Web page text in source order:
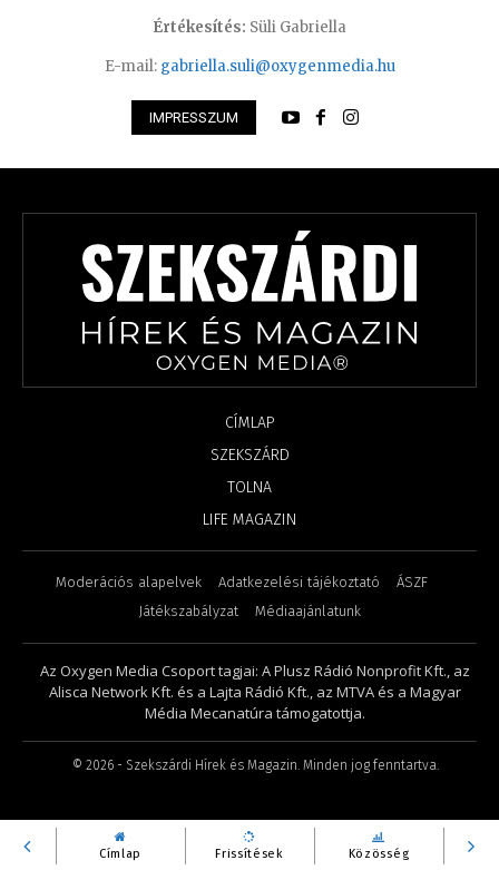
Címlap Frissítések Közösség
Értékesítés: Süli Gabriella
E-mail: gabriella.suli@oxygenmedia.hu
IMPRESSZUM
CÍMLAP
SZEKSZÁRD
TOLNA
LIFE MAGAZIN
Moderációs alapelvek Adatkezelési tájékoztató
ÁSZF
Játékszabályzat
Médiaajánlatunk
Az Oxygen Media Csoport tagjai: A Plusz Rádió Nonprofit Kft., az
Alisca Network Kft. és a Lajta Rádió Kft., az MTVA és a Magyar
Média Mecanatúra támogatottja.
© 2026- Szekszárdi Hírek és Magazin. Minden jog fenntartva.